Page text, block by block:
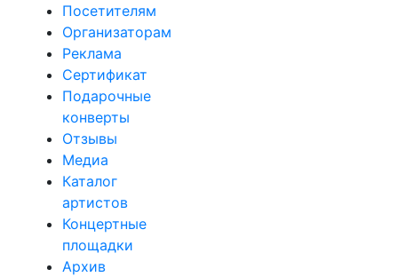
Посетителям
Организаторам
Реклама
Сертификат
Подарочные
конверты
Отзывы
Медиа
Каталог
артистов
Концертные
площадки
Архив